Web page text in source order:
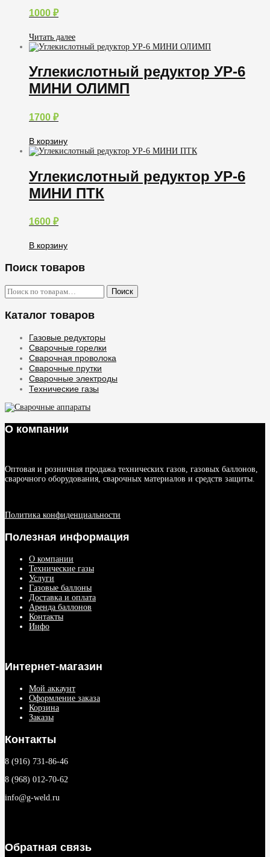
1000 ₽
Читать далее
Углекислотный редуктор УР-6
МИНИ ОЛИМП
1700 ₽
В корзину
Углекислотный редуктор УР-6
МИНИ ПТК
1600 ₽
В корзину
Поиск товаров
Искать: Поиск
Каталог товаров
Газовые редукторы
Сварочные горелки
Сварочная проволока
Сварочные прутки
Сварочные электроды
Технические газы
О компании
Оптовая и розничная продажа технических газов, газовых баллонов,
сварочного оборудования, сварочных материалов и средств защиты.
Политика конфиденциальности
Полезная информация
О компании
Технические газы
Услуги
Газовые баллоны
Доставка и оплата
Аренда баллонов
Контакты
Инфо
Интернет-магазин
Мой аккаунт
Оформление заказа
Корзина
Заказы
Контакты
8 (916) 731-86-46
8 (968) 012-70-62
info@g-weld.ru
Обратная связь